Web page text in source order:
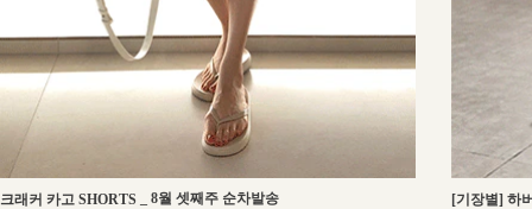
크래커 카고 SHORTS 8월 셋째주 순차발송 [기장별] 하